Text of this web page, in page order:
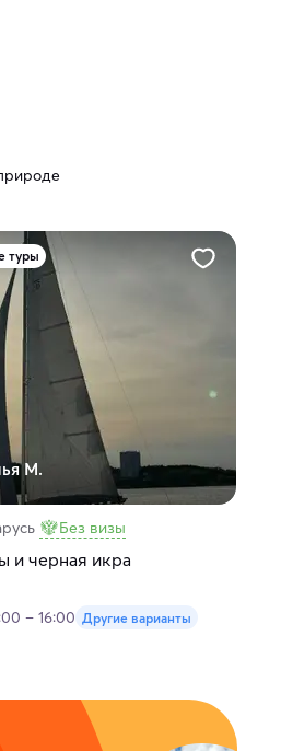
туры
М.
Без визы
и черная икра
– 16:00 Другие варианты